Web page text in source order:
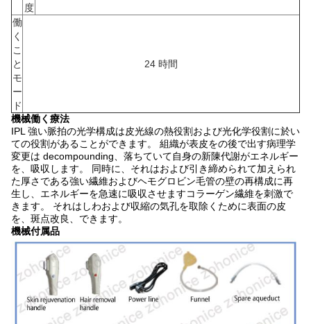
度
働
く
こ
と
モ
ー
ド
24 時間
機械働く療法
IPL 強い脈拍の光学構成は皮光線の熱役割および光化学役割に於い
ての役割があることができます。 組織が表皮をの後で出す病理学
変更は decompounding、落ちていて自身の新陳代謝がエネルギー
を、吸収します。 同時に、それはおよび引き締められて加えられ
た厚さである強い繊維およびヘモグロビン毛管の壁の再構成に再
生し、エネルギーを急速に吸収させますコラーゲン繊維を刺激で
きます。 それはしわおよび収縮の気孔を取除くために表面の皮
を、斑点改良、できます。
機械付属品